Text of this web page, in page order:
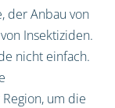
der Anbau von
Insektiziden.
nicht einfach.
um die